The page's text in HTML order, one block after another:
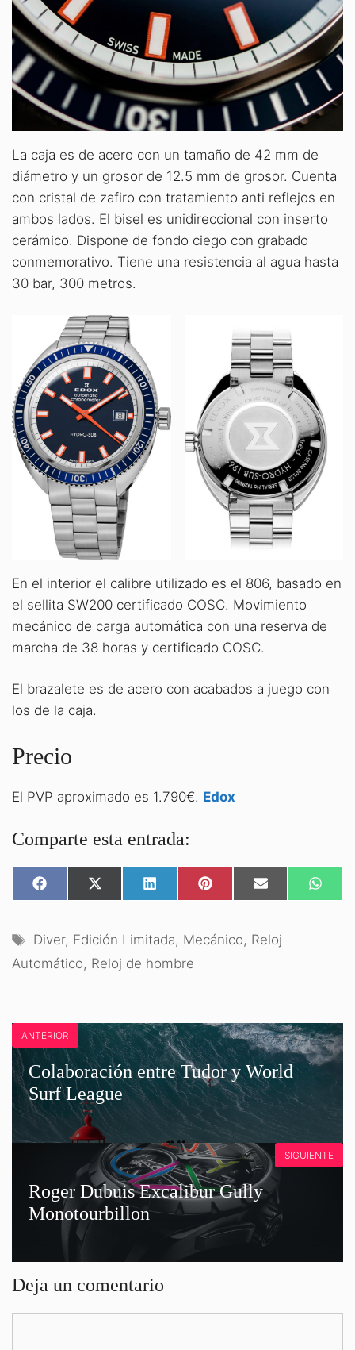
La caja es de acero con un tamaño de 42 mm de
diámetro y un grosor de 12.5 mm de grosor. Cuenta
con cristal de zafiro con tratamiento anti reflejos en
ambos lados. El bisel es unidireccional con inserto
cerámico. Dispone de fondo ciego con grabado
conmemorativo. Tiene una resistencia al agua hasta
30 bar, 300 metros.
En el interior el calibre utilizado es el 806, basado en
el sellita SW200 certificado COSC. Movimiento
mecánico de carga automática con una reserva de
marcha de 38 horas y certificado COSC.
El brazalete es de acero con acabados a juego con
los de la caja.
Precio
El PVP aproximado es 1.790€. Edox
Comparte esta entrada:
COMPARTIR
EN
COMPARTIR
EN
COMPARTIR
EN
COMPARTIR
EN
COMPARTIR
EN
EN
Etiquetas
Diver, Edición Limitada, Mecánico, Reloj
Automático, Reloj de hombre
ANTERIOR
Colaboración entre Tudor y World
Surf League
Roger Dubuis Excalibur Gully
Monotourbillon
SIGUIENTE
Deja un comentario